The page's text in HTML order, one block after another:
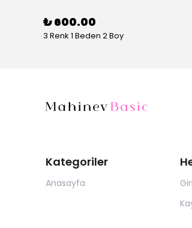
₺ 600.00
3 Renk 1 Beden 2 Boy
Kategoriler
Anasayfa